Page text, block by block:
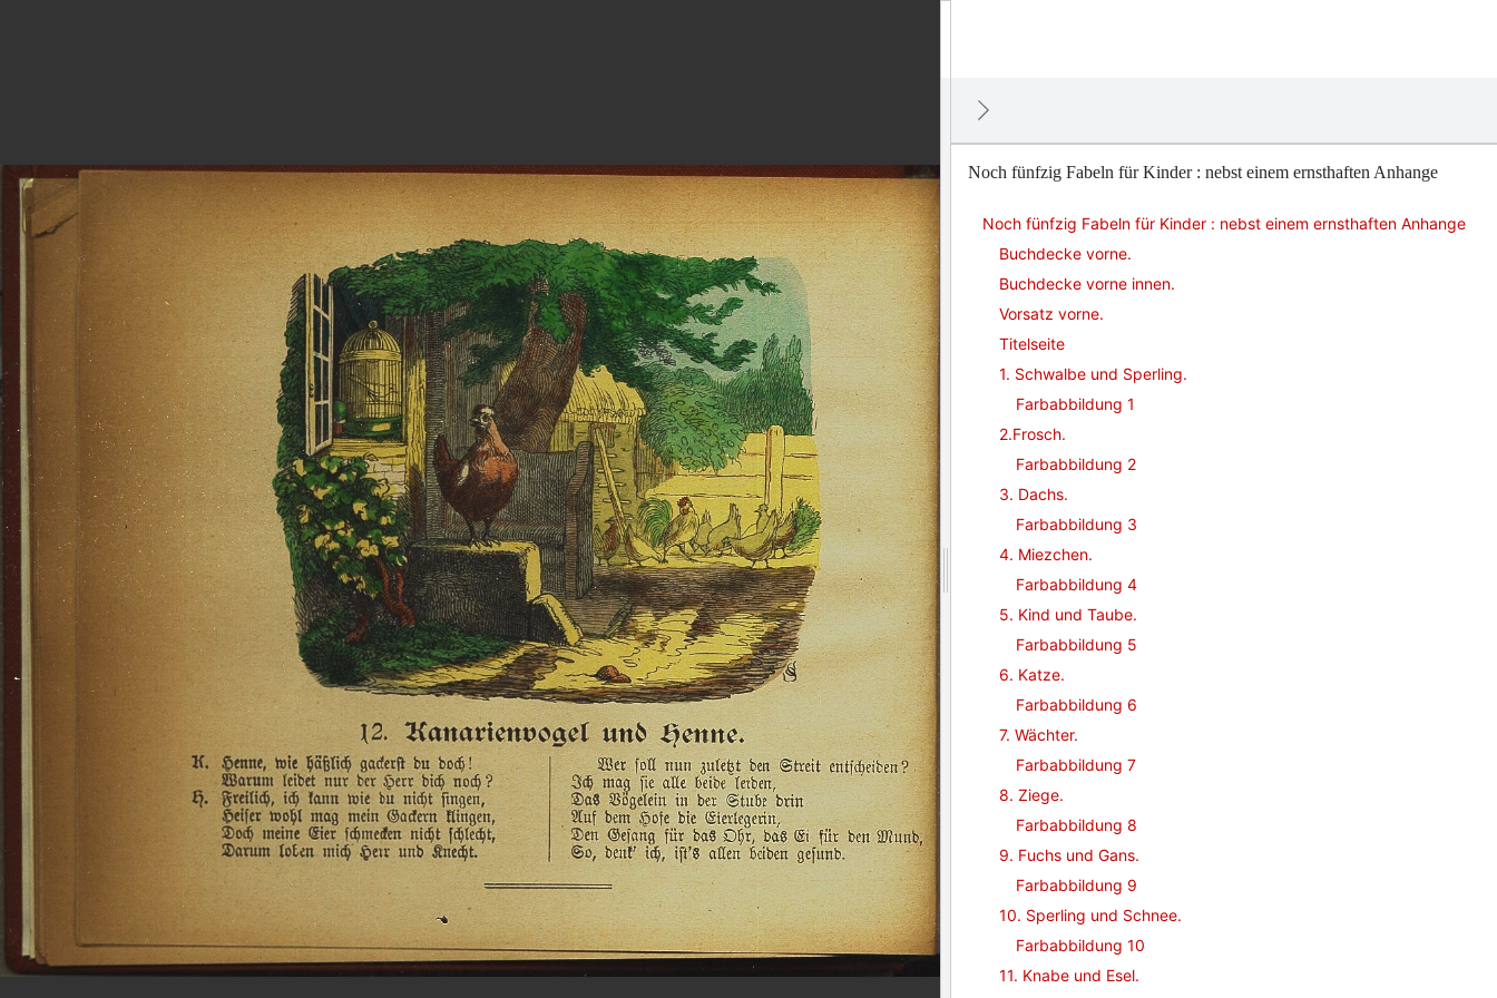
Noch fünfzig Fabeln für Kinder : nebst einem ernsthaften Anhange
Noch fünfzig Fabeln für Kinder : nebst einem ernsthaften Anhange
Buchdecke vorne.
Buchdecke vorne innen.
Vorsatz vorne.
Titelseite
1. Schwalbe und Sperling.
Farbabbildung 1
2.Frosch.
Farbabbildung 2
3. Dachs.
Farbabbildung 3
4. Miezchen.
Farbabbildung 4
5. Kind und Taube.
Farbabbildung 5
6. Katze.
Farbabbildung 6
7. Wächter.
Farbabbildung 7
8. Ziege.
Farbabbildung 8
9. Fuchs und Gans.
Farbabbildung 9
10. Sperling und Schnee.
Farbabbildung 10
11. Knabe und Esel.